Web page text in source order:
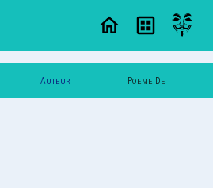
Auteur Poeme De